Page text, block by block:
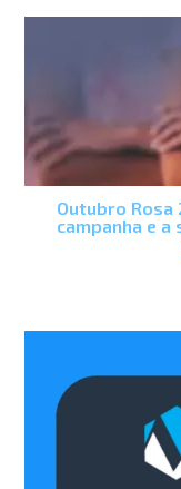
Outubro
campanha e a